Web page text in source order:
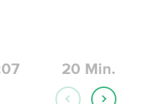
20 Min.